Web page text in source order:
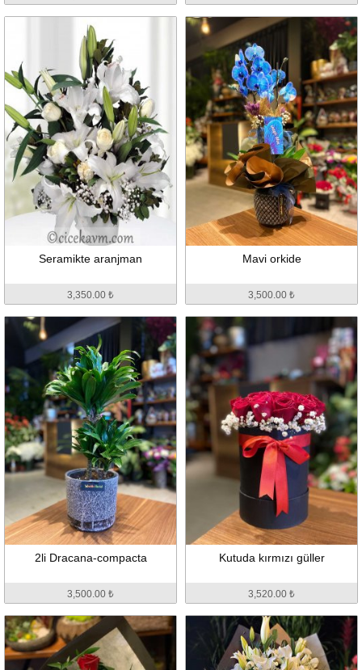
Seramikte aranjman
3,350.00 ₺
Mavi orkide
3,500.00 ₺
2li Dracana-compacta
3,500.00 ₺
Kutuda kırmızı güller
3,520.00 ₺